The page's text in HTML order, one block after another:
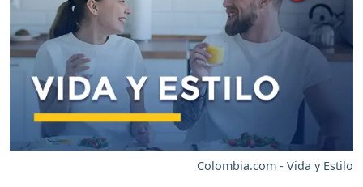
Colombia.com - Vida y Estilo